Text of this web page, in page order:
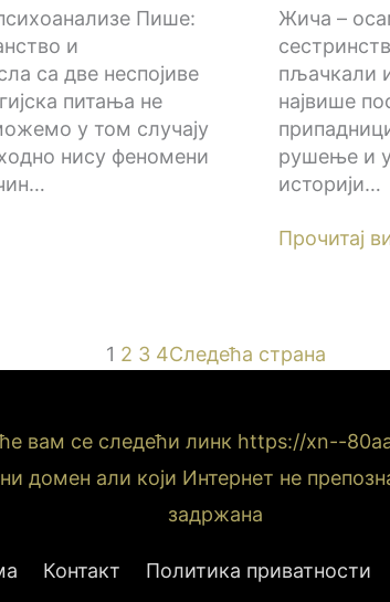
Пише:
и
са две неспојиве
питања не
у том случају
нису феномени
Жича –
пљачкали
највише
рушење и
историји…
Прочитај
1 2 3 4Следећа страна
вам се следећи линк https://xn--
домен али који Интернет не
задржана
Контакт Политика приватности